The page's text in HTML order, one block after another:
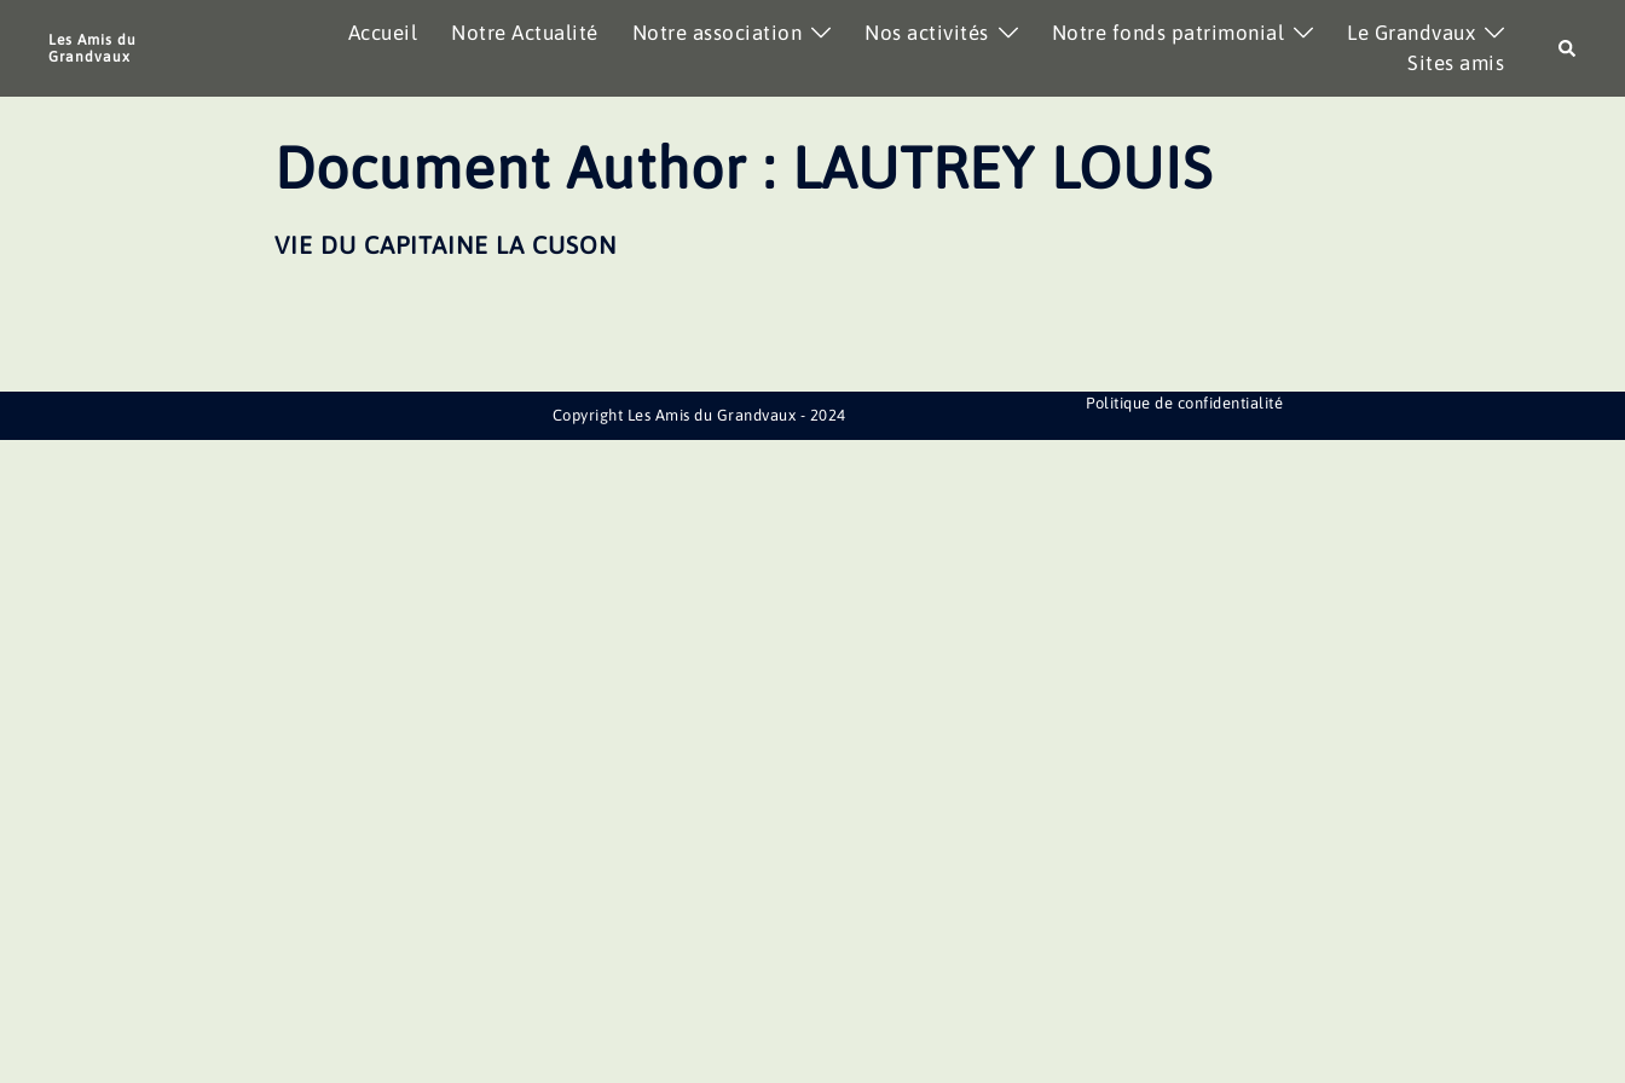
Les Amis du
Grandvaux
Accueil Notre Actualité Notre association Nos activités Notre fonds patrimonial
Le Grandvaux
Sites amis
Document Author : LAUTREY LOUIS
VIE DU CAPITAINE LA CUSON
Copyright Les Amis du Grandvaux - 2024
Politique de confidentialité